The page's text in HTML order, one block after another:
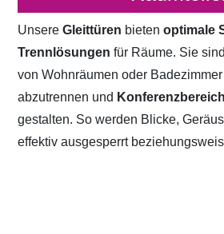
UnsereGleittüren bietenoptimale
Trennlösungen für Räume. Sie
von Wohnräumen oder
abzutrennen und
gestalten. So werden Blicke,
effektiv ausgesperrt